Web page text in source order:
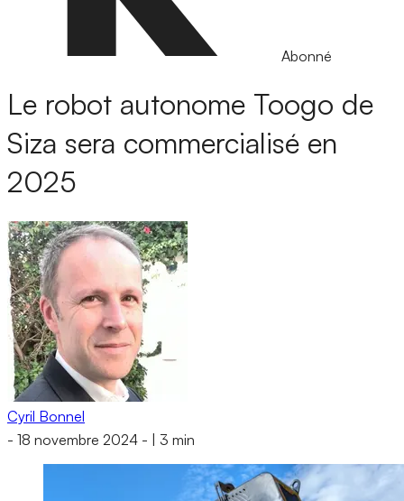
Abonné
Le robot autonome Toogo de
Siza sera commercialisé en
2025
Cyril Bonnel
- 18 novembre 2024 - 3 min